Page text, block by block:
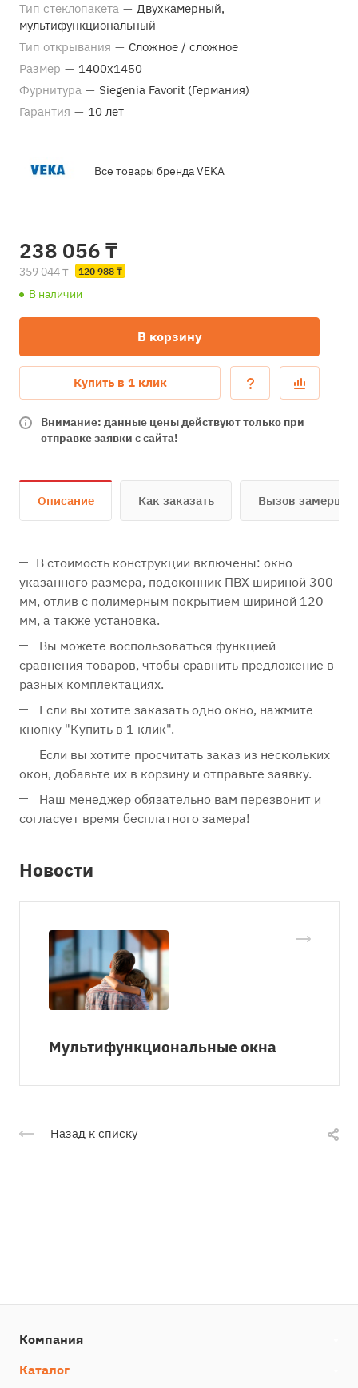
Тип стеклопакета — Двухкамерный,
мультифункциональный
Тип открывания — Сложное / сложное
Размер — 1400х1450
Фурнитура — Siegenia Favorit (Германия)
Гарантия — 10 лет
Все товары бренда VEKA
238 056 ₸
359 044 ₸ 120 988 ₸
В наличии
В корзину
Купить в 1 клик
Внимание: данные цены действуют только при
отправке заявки с сайта!
Описание Как заказать Вызов
В стоимость конструкции включены: окно
указанного размера, подоконник ПВХ шириной 300
мм, отлив с полимерным покрытием шириной 120
мм, а также установка.
Вы можете воспользоваться функцией
сравнения товаров, чтобы сравнить предложение в
разных комплектациях.
Если вы хотите заказать одно окно, нажмите
кнопку "Купить в 1 клик".
Если вы хотите просчитать заказ из нескольких
окон, добавьте их в корзину и отправьте заявку.
Наш менеджер обязательно вам перезвонит и
согласует время бесплатного замера!
Новости
Мультифункциональные окна
Назад к списку
Компания
Каталог